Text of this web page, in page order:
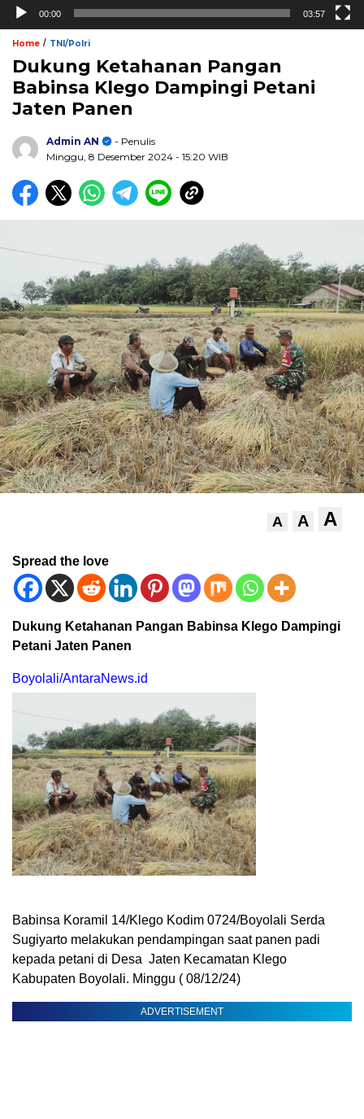
00:00 03:57
Home / TNI/Polri
Dukung Ketahanan Pangan
Babinsa Klego Dampingi Petani
Jaten Panen
Admin AN
- Penulis
Minggu, 8 Desember 2024 - 15:20 WIB
A A A
Spread the love
Dukung Ketahanan Pangan Babinsa Klego Dampingi
Petani Jaten Panen
Boyolali/AntaraNews.id
Babinsa Koramil 14/Klego Kodim 0724/Boyolali Serda
Sugiyarto melakukan pendampingan saat panen padi
kepada petani di Desa Jaten Kecamatan Klego
Kabupaten Boyolali. Minggu ( 08/12/24)
ADVERTISEMENT